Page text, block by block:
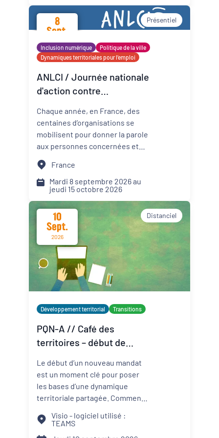
promotion de la santé mentale
dans les Cités éducatives de
8
Sept.
Présentiel
Inclusion numérique
Politique de la ville
Dynamiques territoriales pour l’emploi
ANLCI / Journée nationale
d'action contre
Chaque année, en France, des
centaines d’organisations se
mobilisent pour donner la parole
aux personnes concernées et
sur les solutions locales.
France
Mardi 8 septembre 2026 au
jeudi 15 octobre 2026
10
Sept.
2026
Distanciel
Développement territorial Transitions
PQN-A // Café des
territoires – début de
technicien au service du
projet de territoire
Le début d’un nouveau mandat
est un moment clé pour poser
les bases d’une dynamique
territoriale partagée. Comment
confiance entre élus et
techniciens ? Comment articuler
Visio - logiciel utilisé :
TEAMS